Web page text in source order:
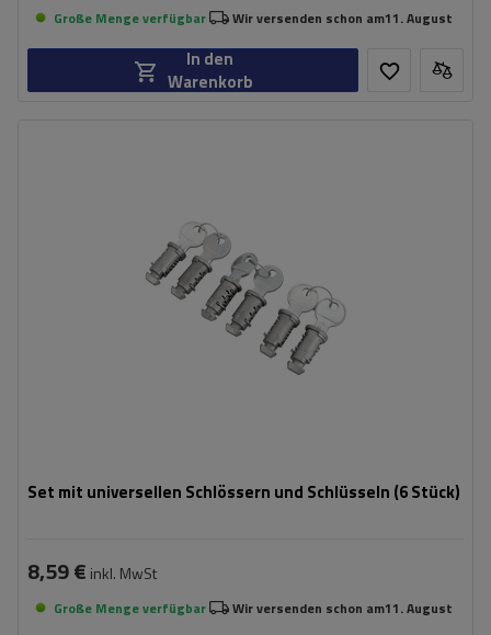
Große Menge verfügbar Wir versenden schon am11. August
In den
Warenkorb
Set mit universellen Schlössern und Schlüsseln (6 Stück)
8,59 € inkl. MwSt
Große Menge verfügbar Wir versenden schon am11. August